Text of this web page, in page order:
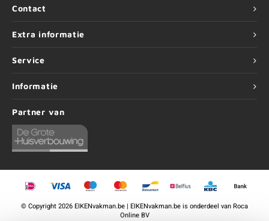
Contact
Extra informatie
Service
Informatie
Partner van
©Copyright2026 EIKENvakman.be | EIKENvakman.be is onderdeel vanRoca
Online BV